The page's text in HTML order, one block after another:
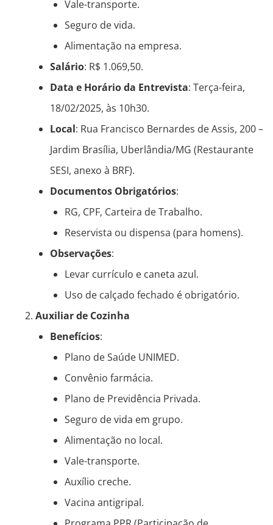
Vale-transporte.
Seguro de vida.
Alimentação na empresa.
Salário: R$ 1.069,50.
Data e Horário da Entrevista: Terça-feira,
18/02/2025, às 10h30.
Local: Rua Francisco Bernardes de Assis, 200 –
Jardim Brasília, Uberlândia/MG (Restaurante
SESI, anexo à BRF).
Documentos Obrigatórios:
RG, CPF, Carteira de Trabalho.
Reservista ou dispensa (para homens).
Observações:
Levar currículo e caneta azul.
Uso de calçado fechado é obrigatório.
Auxiliar de Cozinha
Benefícios:
Plano de Saúde UNIMED.
Convênio farmácia.
Plano de Previdência Privada.
Seguro de vida em grupo.
Alimentação no local.
Vale-transporte.
Auxílio creche.
Vacina antigripal.